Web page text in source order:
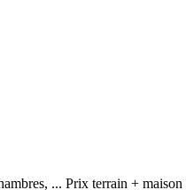
... Prix terrain +